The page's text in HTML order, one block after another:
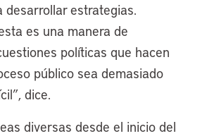
desarrollar estrategias.
es una manera de
políticas que hacen
público sea demasiado
dice.
diversas desde el inicio del